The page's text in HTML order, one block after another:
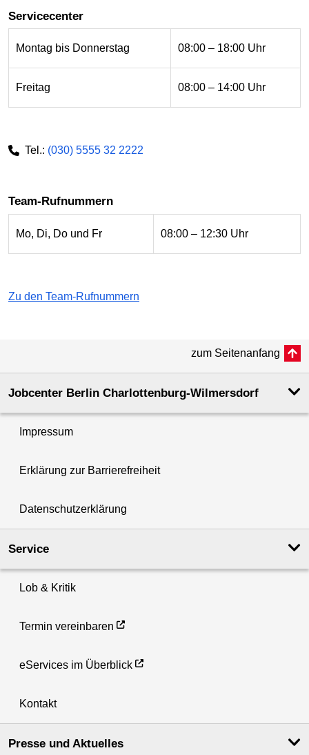
Servicecenter
Montag bis Donnerstag 08:00 – 18:00 Uhr
Freitag 08:00 – 14:00 Uhr
Tel.: (030) 5555 32 2222
Team-Rufnummern
Mo, Di, Do und Fr 08:00 – 12:30 Uhr
Zu den Team-Rufnummern
zum Seitenanfang
Jobcenter Berlin Charlottenburg-Wilmersdorf
Impressum
Erklärung zur Barrierefreiheit
Datenschutzerklärung
Service
Lob & Kritik
Termin vereinbaren
eServices im Überblick
Kontakt
Presse und Aktuelles